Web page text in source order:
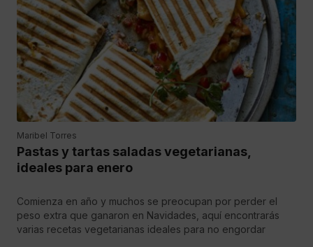
Maribel Torres
Pastas y tartas saladas vegetarianas,
ideales para enero
Comienza en año y muchos se preocupan por perder el
peso extra que ganaron en Navidades, aquí encontrarás
varias recetas vegetarianas ideales para no engordar